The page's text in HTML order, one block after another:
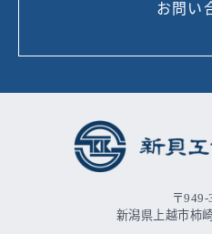
お問い
〒949-
新潟県上越市柿